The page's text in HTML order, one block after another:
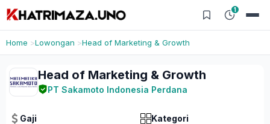
1
Home Lowongan Head of Marketing & Growth
Head of Marketing & Growth
PT Sakamoto Indonesia Perdana
Gaji
Kategori